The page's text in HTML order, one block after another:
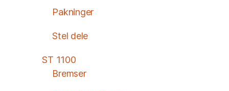
Pakninger
Stel dele
ST 1100
Bremser